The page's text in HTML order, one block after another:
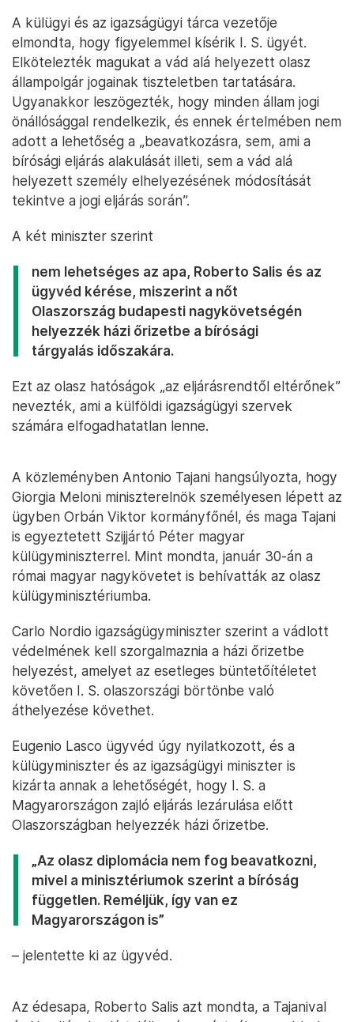
A külügyi és az igazságügyi tárca vezetője
elmondta, hogy figyelemmel kísérik I. S. ügyét.
Elkötelezték magukat a vád alá helyezett olasz
állampolgár jogainak tiszteletben tartatására.
Ugyanakkor leszögezték, hogy minden állam jogi
önállósággal rendelkezik, és ennek értelmében nem
adott a lehetőség a „beavatkozásra, sem, ami a
bírósági eljárás alakulását illeti, sem a vád alá
helyezett személy elhelyezésének módosítását
tekintve a jogi eljárás során”.
A két miniszter szerint
nem lehetséges az apa, Roberto Salis és az
ügyvéd kérése, miszerint a nőt
Olaszország budapesti nagykövetségén
helyezzék házi őrizetbe a bírósági
tárgyalás időszakára.
Ezt az olasz hatóságok „az eljárásrendtől eltérőnek”
nevezték, ami a külföldi igazságügyi szervek
számára elfogadhatatlan lenne.
A közleményben Antonio Tajani hangsúlyozta, hogy
Giorgia Meloni miniszterelnök személyesen lépett az
ügyben Orbán Viktor kormányfőnél, és maga Tajani
is egyeztetett Szijjártó Péter magyar
külügyminiszterrel. Mint mondta, január 30-án a
római magyar nagykövetet is behívatták az olasz
külügyminisztériumba.
Carlo Nordio igazságügyminiszter szerint a vádlott
védelmének kell szorgalmaznia a házi őrizetbe
helyezést, amelyet az esetleges büntetőítéletet
követően I. S. olaszországi börtönbe való
áthelyezése követhet.
Eugenio Lasco ügyvéd úgy nyilatkozott, és a
külügyminiszter és az igazságügyi miniszter is
kizárta annak a lehetőségét, hogy I. S. a
Magyarországon zajló eljárás lezárulása előtt
Olaszországban helyezzék házi őrizetbe.
„Az olasz diplomácia nem fog beavatkozni,
mivel a minisztériumok szerint a bíróság
független. Reméljük, így van ez
Magyarországon is”
– jelentette ki az ügyvéd.
Az édesapa, Roberto Salis azt mondta, a Tajanival